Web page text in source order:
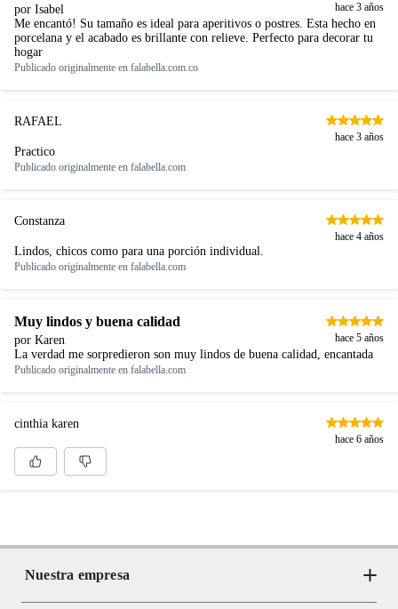
por Isabel hace 3 años
Me encantó! Su tamaño es ideal para aperitivos o postres. Esta hecho en
porcelana y el acabado es brillante con relieve. Perfecto para decorar tu
hogar
Publicado originalmente en falabella.com.co
RAFAEL
hace 3 años
Practico
Publicado originalmente en falabella.com
Constanza
hace 4 años
Lindos, chicos como para una porción individual.
Publicado originalmente en falabella.com
Muy lindos y buena calidad
por Karen hace 5 años
La verdad me sorpredieron son muy lindos de buena calidad, encantada
Publicado originalmente en falabella.com
cinthia karen
hace 6 años
Nuestra empresa